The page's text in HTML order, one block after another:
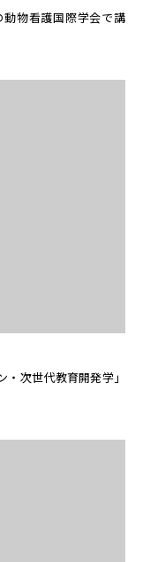
物看護国際学会で講
次世代教育開発学」